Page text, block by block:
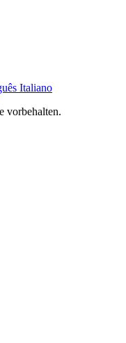
Italiano
vorbehalten.